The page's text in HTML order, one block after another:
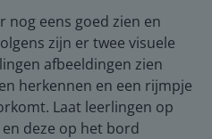
nog eens goed zien en
zijn er twee visuele
afbeeldingen zien
herkennen en een rijmpje
Laat leerlingen op
deze op het bord